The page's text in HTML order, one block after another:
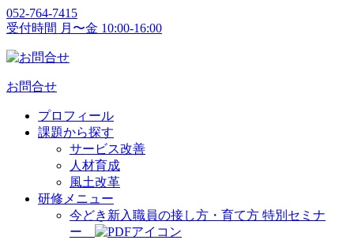
052-764-7415
受付時間 月〜金 10:00-16:00
お問合せ
プロフィール
課題から探す
サービス改善
人材育成
風土改革
研修メニュー
今どき新入職員の接し方・育て方 特別セミナ
ー